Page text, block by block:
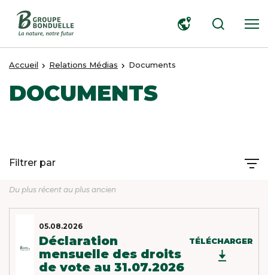
Accueil Relations Médias Documents
DOCUMENTS
Filtrer par
Du plus récent au plus ancien
05.08.2026
Déclaration
mensuelle des droits
de vote au 31.07.2026
TÉLÉCHARGER